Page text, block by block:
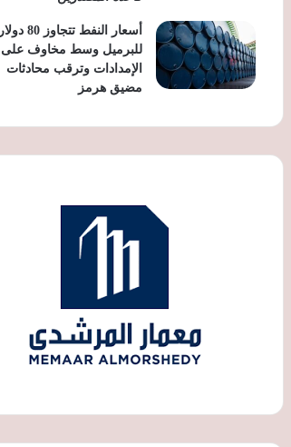
أسعار النفط تتجاوز 80 دولارا
للبرميل وسط مخاوف على
الإمدادات وترقب محادثات
مضيق هرمز